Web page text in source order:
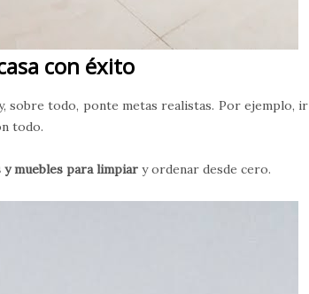
con éxito
sobre todo, ponte metas realistas. Por ejemplo, ir
todo.
y muebles para limpiar y ordenar desde cero.